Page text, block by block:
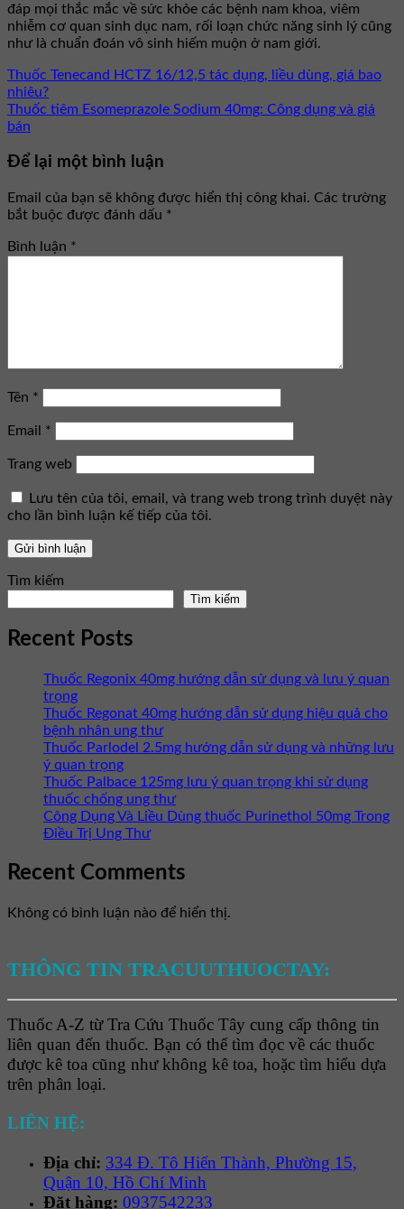
đáp mọi thắc mắc về sức khỏe các bệnh nam khoa, viêm
nhiễm cơ quan sinh dục nam, rối loạn chức năng sinh lý cũng
như là chuẩn đoán vô sinh hiếm muộn ở nam giới.
Thuốc Tenecand HCTZ 16/12,5 tác dụng, liều dùng, giá bao
nhiêu?
Thuốc tiêm Esomeprazole Sodium 40mg: Công dụng và giá
bán
Để lại một bình luận
Email của bạn sẽ không được hiển thị công khai. Các trường
bắt buộc được đánh dấu *
Bình luận *
Tên *
Email *
Trang web
Lưu tên của tôi, email, và trang web trong trình duyệt này
cho lần bình luận kế tiếp của tôi.
Tìm kiếm
Tìm kiếm
Recent Posts
Thuốc Regonix 40mg hướng dẫn sử dụng và lưu ý quan
trọng
Thuốc Regonat 40mg hướng dẫn sử dụng hiệu quả cho
bệnh nhân ung thư
Thuốc Parlodel 2.5mg hướng dẫn sử dụng và những lưu
ý quan trọng
Thuốc Palbace 125mg lưu ý quan trọng khi sử dụng
thuốc chống ung thư
Công Dụng Và Liều Dùng thuốc Purinethol 50mg Trong
Điều Trị Ung Thư
Recent Comments
Không có bình luận nào để hiển thị.
THÔNG TIN TRACUUTHUOCTAY:
Thuốc A-Z từ Tra Cứu Thuốc Tây cung cấp thông tin
liên quan đến thuốc. Bạn có thể tìm đọc về các thuốc
được kê toa cũng như không kê toa, hoặc tìm hiểu dựa
trên phân loại.
LIÊN HỆ:
Địa chỉ: 334 Đ. Tô Hiến Thành, Phường 15,
Quận 10, Hồ Chí Minh
Đặt hàng: 0937542233